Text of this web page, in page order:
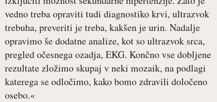
vedno treba opraviti tudi diagnostiko krvi, ultrazvok
trebuha, preveriti je treba, kakšen je urin. Nadalje
opravimo še dodatne analize, kot so ultrazvok srca,
pregled očesnega ozadja, EKG. Končno vse dobljene
rezultate zložimo skupaj v neki mozaik, na podlagi
katerega se odločimo, kako bomo zdravili določeno
osebo.«